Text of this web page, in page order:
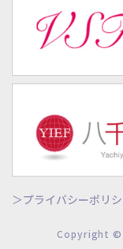
プライバシーポリ
Copyright ©